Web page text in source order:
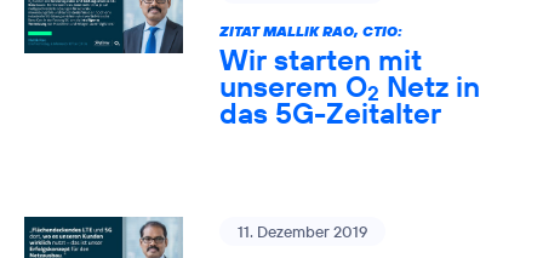
ZITAT MALLIK RAO, CTIO:
Wir starten mit
unserem O2 Netz in
das 5G-Zeitalter
11. Dezember 2019